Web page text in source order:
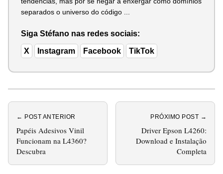
separados o universo do código ...
Siga Stéfano nas redes sociais:
X Instagram Facebook TikTok
← POST ANTERIOR
Papéis Adesivos Vinil
Funcionam na L4360?
Descubra
PRÓXIMO POST →
Driver Epson L4260:
Download e Instalação
Completa